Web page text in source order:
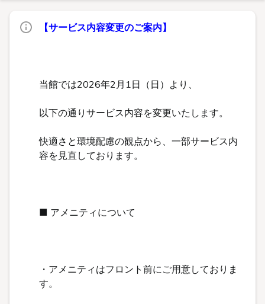
【サービス内容変更のご案内】
当館では2026年2月1日（日）より、
以下の通りサービス内容を変更いたします。
快適さと環境配慮の観点から、一部サービス内
容を見直しております。
■ アメニティについて
・アメニティはフロント前にご用意しておりま
す。